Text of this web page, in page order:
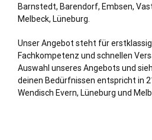
Barnstedt, Barendorf, Embsen,
Melbeck, Lüneburg
Unser Angebot steht für
Fachkompetenz und schnellen
Auswahl unseres Angebots und
deinen Bedürfnissen entspricht in
Wendisch Evern, Lüneburg und